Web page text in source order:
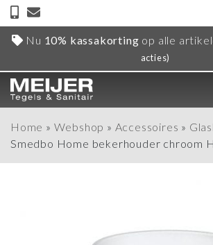
Nu 10% kassakorting op alle
acties)
Home » Webshop » Accessoires »
Smedbo Home bekerhouder chroom